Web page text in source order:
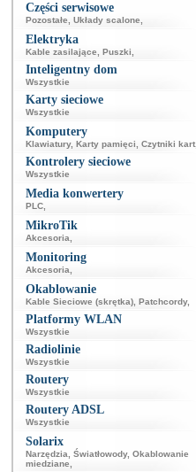
Części serwisowe
Pozostałe Układy scalone
Elektryka
Kable zasilające Puszki
Inteligentny dom
Wszystkie
Karty sieciowe
Wszystkie
Komputery
Klawiatury, Karty pamięci Czytniki kart
Kontrolery sieciowe
Wszystkie
Media konwertery
PLC
MikroTik
Akcesoria
Monitoring
Akcesoria
Okablowanie
Kable Sieciowe (skrętka) Patchcordy,
Platformy WLAN
Wszystkie
Radiolinie
Wszystkie
Routery
Wszystkie
Routery ADSL
Wszystkie
Solarix
Narzędzia Światłowody, Okablowanie
miedziane